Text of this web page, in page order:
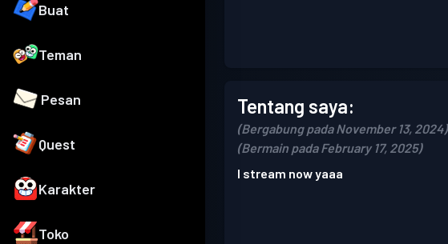
Buat
Teman
Pesan
Quest
Karakter
Toko
Tentang saya:
(Bergabung pada November 13, 2024)
(Bermain pada February 17, 2025)
I stream now yaaa